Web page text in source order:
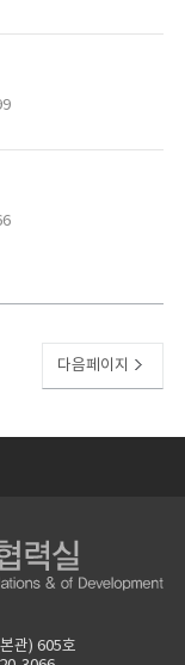
다음페이지
관) 605호